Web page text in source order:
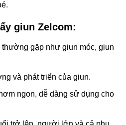
giun Zelcom:
gặp như giun móc, giun
và phát triển của giun.
ngon, dễ dàng sử dụng cho